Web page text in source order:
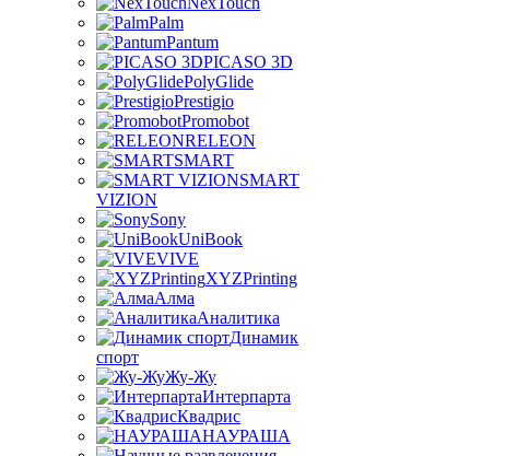
Palm
Pantum
PICASO 3D
PolyGlide
Prestigio
Promobot
RELEON
SMART
SMART
VIZION
Sony
UniBook
VIVE
XYZPrinting
Алма
Аналитика
Динамик
спорт
Жу-Жу
Интерпарта
Квадрис
НАУРАША